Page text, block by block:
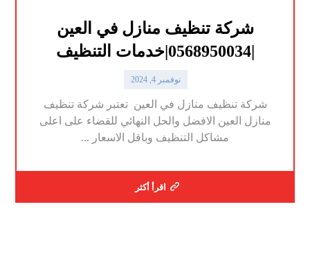
شركة تنظيف منازل في العين
|0568950034|خدمات التنظيف
نوفمبر 4, 2024
شركة تنظيف منازل في العين تعتبر شركة تنظيف
منازل العين الافضل والحل النهائي للقضاء على اعلى
مشاكل التنظيف وباقل الاسعار ...
اقرأ أكثر